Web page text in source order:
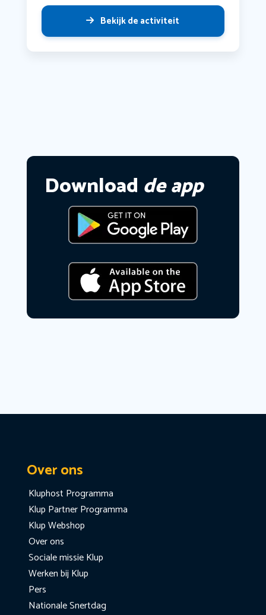
Bekijk de activiteit
Download de app
Over ons
Kluphost Programma
Klup Partner Programma
Klup Webshop
Over ons
Sociale missie Klup
Werken bij Klup
Pers
Nationale Snertdag